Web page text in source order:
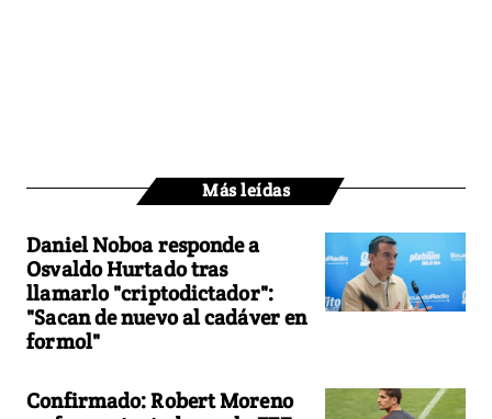
Más leídas
Daniel Noboa responde a
Osvaldo Hurtado tras
llamarlo "criptodictador":
"Sacan de nuevo al cadáver en
formol"
Confirmado: Robert Moreno